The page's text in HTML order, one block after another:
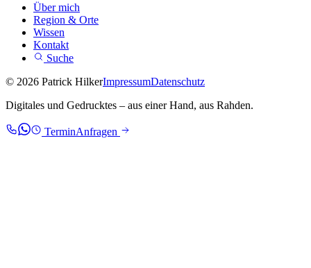
Über mich
Region & Orte
Wissen
Kontakt
Suche
© 2026 Patrick HilkerImpressumDatenschutz
Digitales und Gedrucktes – aus einer Hand, aus Rahden.
TerminAnfragen